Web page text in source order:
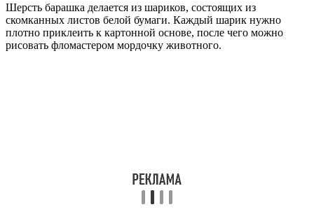
Шерсть барашка делается из шариков, состоящих из
скомканных листов белой бумаги. Каждый шарик нужно
плотно приклеить к картонной основе, после чего можно
рисовать фломастером мордочку животного.